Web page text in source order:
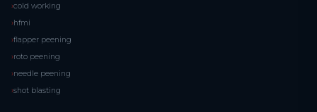
cold working
hfmi
flapper peening
roto peening
needle peening
shot blasting